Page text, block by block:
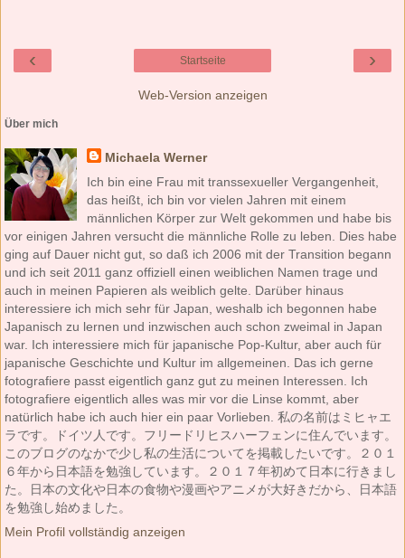
‹ ›
Startseite
Web-Version anzeigen
Über mich
Michaela Werner
Ich bin eine Frau mit transsexueller Vergangenheit,
das heißt, ich bin vor vielen Jahren mit einem
männlichen Körper zur Welt gekommen und habe bis
vor einigen Jahren versucht die männliche Rolle zu leben. Dies habe
ging auf Dauer nicht gut, so daß ich 2006 mit der Transition begann
und ich seit 2011 ganz offiziell einen weiblichen Namen trage und
auch in meinen Papieren als weiblich gelte. Darüber hinaus
interessiere ich mich sehr für Japan, weshalb ich begonnen habe
Japanisch zu lernen und inzwischen auch schon zweimal in Japan
war. Ich interessiere mich für japanische Pop-Kultur, aber auch für
japanische Geschichte und Kultur im allgemeinen. Das ich gerne
fotografiere passt eigentlich ganz gut zu meinen Interessen. Ich
fotografiere eigentlich alles was mir vor die Linse kommt, aber
natürlich habe ich auch hier ein paar Vorlieben. 私の名前はミヒャエ
ラです。ドイツ人です。フリードリヒスハーフェンに住んでいます。
このブログのなかで少し私の生活についてを掲載したいです。２０１
６年から日本語を勉強しています。２０１７年初めて日本に行きまし
た。日本の文化や日本の食物や漫画やアニメが大好きだから、日本語
を勉強し始めました。
Mein Profil vollständig anzeigen